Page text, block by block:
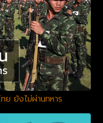
ย ยังไม่ผ่านทหาร